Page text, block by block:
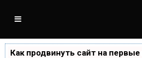
Как продвинуть сайт на